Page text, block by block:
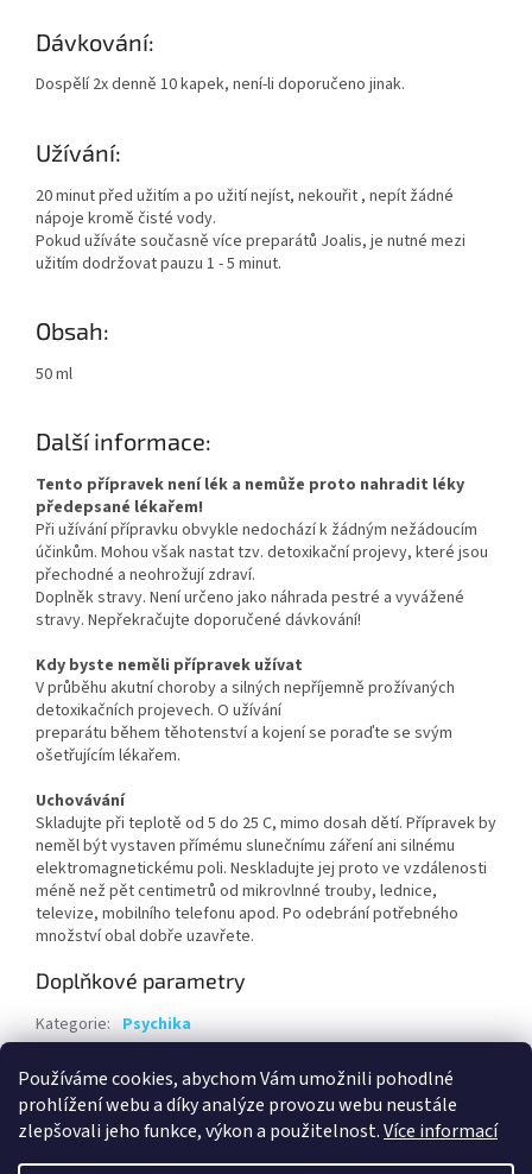
Používáme cookies, abychom Vám umožnili pohodlné
prohlížení webu a díky analýze provozu webu neustále
zlepšovali jeho funkce, výkon a použitelnost.Více informací
Dávkování:
Dospělí 2x denně 10 kapek, není-li doporučeno jinak.
Užívání:
20 minut před užitím a po užití nejíst, nekouřit , nepít žádné
nápoje kromě čisté vody.
Pokud užíváte současně více preparátů Joalis, je nutné mezi
užitím dodržovat pauzu 1 - 5 minut.
Obsah:
50 ml
Další informace:
Tento přípravek není lék a nemůže proto nahradit léky
předepsané lékařem!
Při užívání přípravku obvykle nedochází k žádným nežádoucím
účinkům. Mohou však nastat tzv. detoxikační projevy, které jsou
přechodné a neohrožují zdraví.
Doplněk stravy. Není určeno jako náhrada pestré a vyvážené
stravy. Nepřekračujte doporučené dávkování!
Kdy byste neměli přípravek užívat
V průběhu akutní choroby a silných nepříjemně prožívaných
detoxikačních projevech. O užívání
preparátu během těhotenství a kojení se poraďte se svým
ošetřujícím lékařem.
Uchovávání
Skladujte při teplotě od 5 do 25 C, mimo dosah dětí. Přípravek by
neměl být vystaven přímému slunečnímu záření ani silnému
elektromagnetickému poli. Neskladujte jej proto ve vzdálenosti
méně než pět centimetrů od mikrovlnné trouby, lednice,
televize, mobilního telefonu apod. Po odebrání potřebného
množství obal dobře uzavřete.
Doplňkové parametry
Kategorie: Psychika
EAN: 8594041366390